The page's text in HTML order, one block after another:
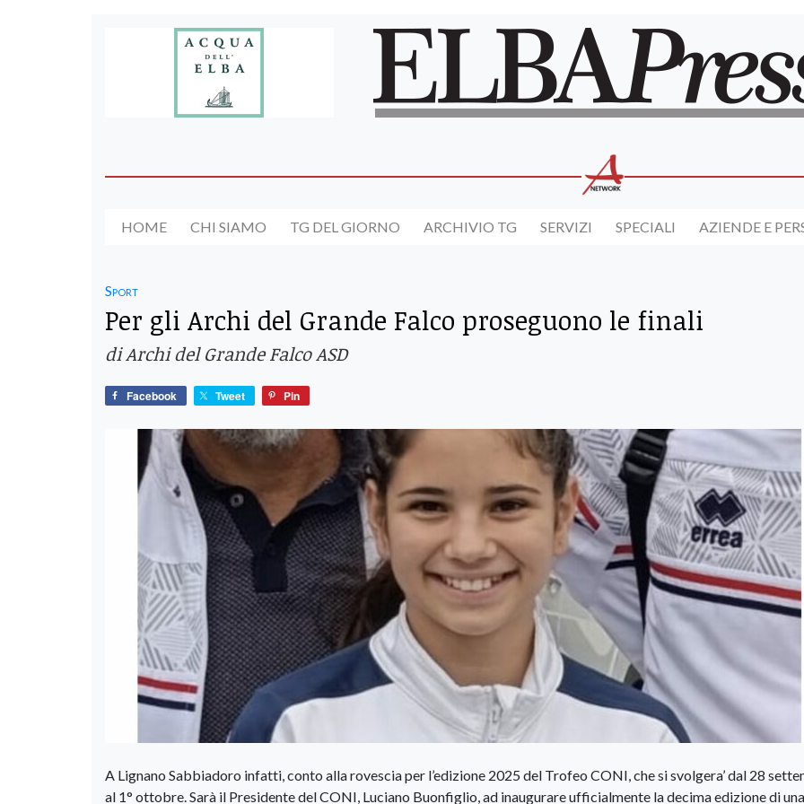
HOME CHI SIAMO TG DEL GIORNO ARCHIVIO TG SERVIZI SPECIALI AZIENDE E
Sport
Per gli Archi del Grande Falco proseguono le finali
di Archi del Grande Falco ASD
Facebook Tweet Pin
A Lignano Sabbiadoro infatti, conto alla rovescia per l’edizione 2025 del Trofeo CONI, che si svolgera’ dal 28
al 1° ottobre. Sarà il Presidente del CONI, Luciano Buonfiglio, ad inaugurare ufficialmente la decima edizione di una